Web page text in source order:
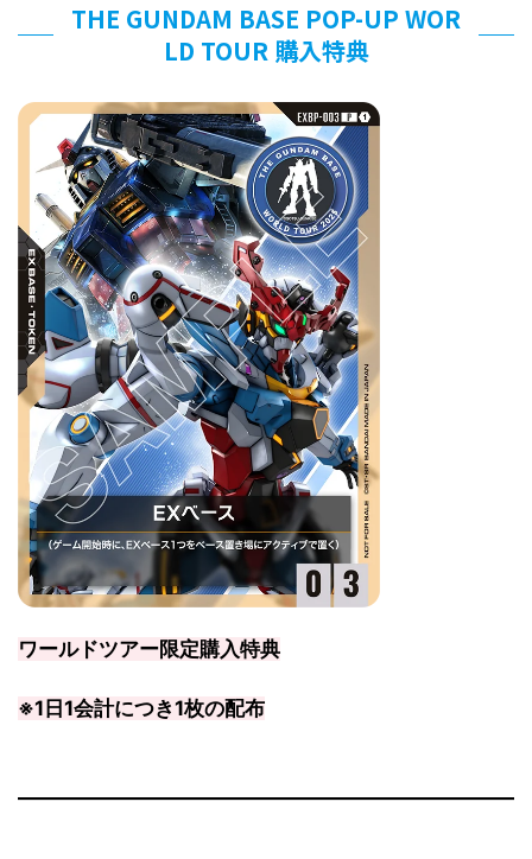
THE GUNDAM BASE POP-UP WOR
LD TOUR 購入特典
ワールドツアー限定購入特典
※1日1会計につき1枚の配布